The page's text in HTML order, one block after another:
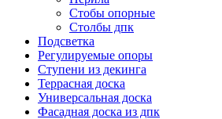
Стобы опорные
Столбы дпк
Подсветка
Регулируемые опоры
Ступени из декинга
Террасная доска
Универсальная доска
Фасадная доска из дпк